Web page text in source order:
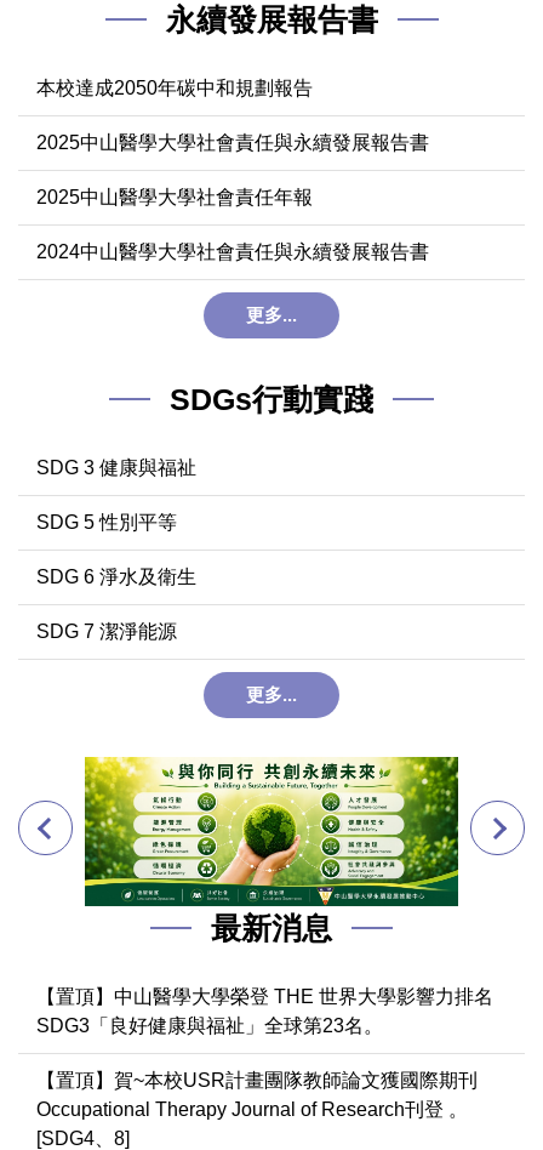
永續發展報告書
本校達成2050年碳中和規劃報告
2025中山醫學大學社會責任與永續發展報告書
2025中山醫學大學社會責任年報
2024中山醫學大學社會責任與永續發展報告書
更多...
SDGs行動實踐
SDG 3 健康與福祉
SDG 5 性別平等
SDG 6 淨水及衛生
SDG 7 潔淨能源
更多...
最新消息
【置頂】中山醫學大學榮登 THE 世界大學影響力排名
SDG3「良好健康與福祉」全球第23名。
【置頂】賀~本校USR計畫團隊教師論文獲國際期刊
Occupational Therapy Journal of Research刊登 。
[SDG4、8]